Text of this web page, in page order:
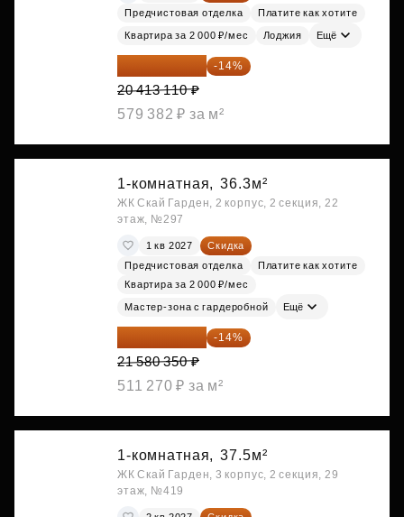
Предчистовая отделка
Платите как хотите
Квартира за 2 000 ₽/мес Лоджия Ещё
17 555 275 ₽ -14%
20 413 110 ₽
579 382 ₽ за м²
1-комнатная, 36.3м²
ЖК Скай Гарден, 2 корпус, 2 секция, 22
этаж, №297
1 кв 2027
Скидка
Предчистовая отделка
Платите как хотите
Квартира за 2 000 ₽/мес
Мастер-зона с гардеробной Ещё
18 559 101 ₽ -14%
21 580 350 ₽
511 270 ₽ за м²
1-комнатная, 37.5м²
ЖК Скай Гарден, 3 корпус, 2 секция, 29
этаж, №419